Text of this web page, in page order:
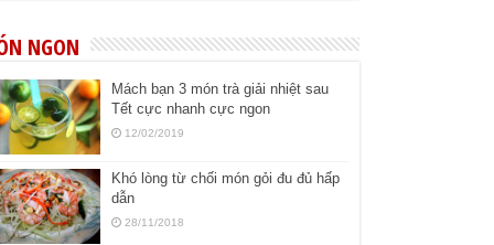
NGON
Mách bạn 3 món trà giải nhiệt sau
Tết cực nhanh cực ngon
12/02/2019
Khó lòng từ chối món gỏi đu đủ hấp
dẫn
28/11/2018